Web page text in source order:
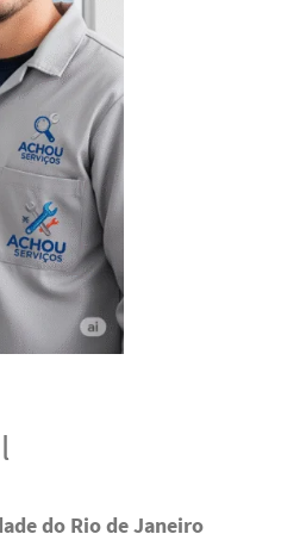
do Rio de Janeiro